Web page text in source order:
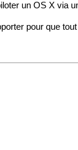
un OS X via
pour que